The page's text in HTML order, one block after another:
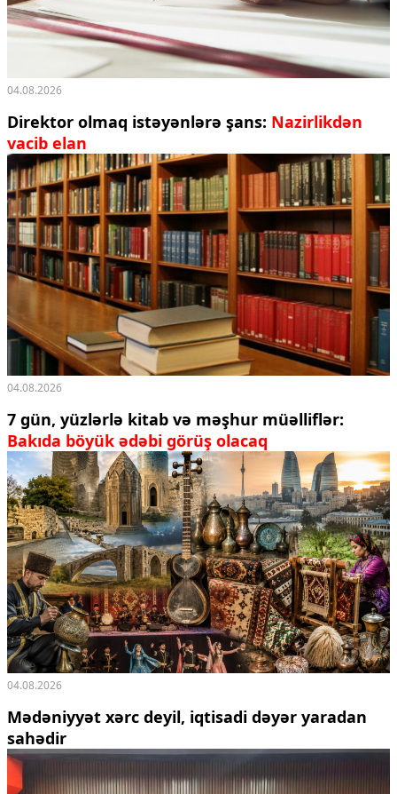
04.08.2026
Direktor olmaq istəyənlərə şans: Nazirlikdən
vacib elan
04.08.2026
7 gün, yüzlərlə kitab və məşhur müəlliflər:
Bakıda böyük ədəbi görüş olacaq
04.08.2026
Mədəniyyət xərc deyil, iqtisadi dəyər yaradan
sahədir